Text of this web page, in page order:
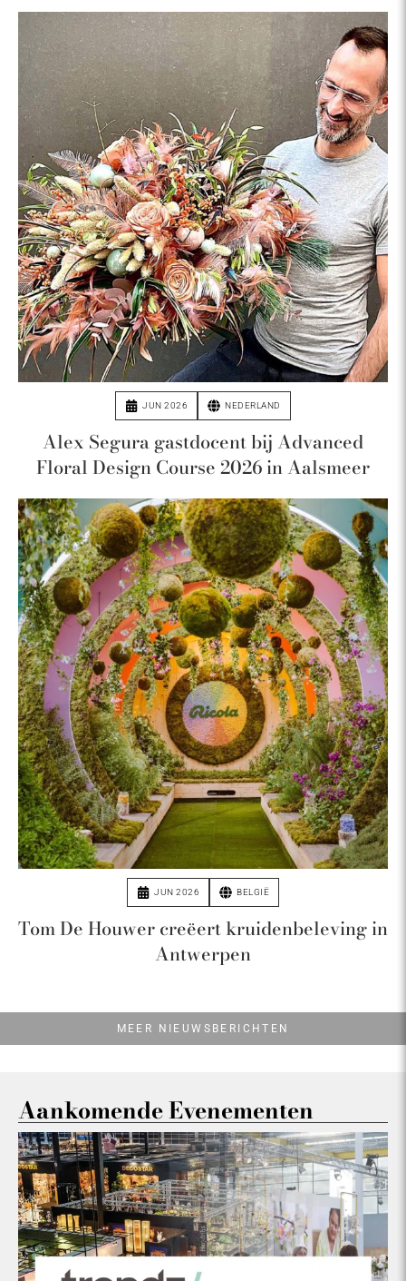
JUN 2026 NEDERLAND
Alex Segura gastdocent bij Advanced
Floral Design Course 2026 in Aalsmeer
JUN 2026 BELGIË
Tom De Houwer creëert kruidenbeleving in
Antwerpen
MEER NIEUWSBERICHTEN
Aankomende Evenementen